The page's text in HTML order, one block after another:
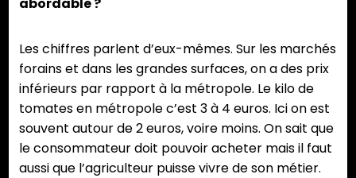
Les chiffres parlent d’eux-mêmes. Sur les marchés
forains et dans les grandes surfaces, on a des prix
inférieurs par rapport à la métropole. Le kilo de
tomates en métropole c’est 3 à 4 euros. Ici on est
souvent autour de 2 euros, voire moins. On sait que
le consommateur doit pouvoir acheter mais il faut
aussi que l’agriculteur puisse vivre de son métier.